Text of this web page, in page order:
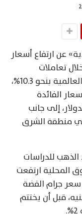
عن ارتفاع أسعار
المحلية بنحو 2% خلال تعاملات
الأسبوع، بينما قفزت الأوقية بالبورصة العالمية بنحو 10.3%،
الفائدة
إلى جانب
منطقة الشرق
للدراسات
المحلية ارتفعت
سعر جرام الفضة
التعاملات عند مستوى 100 جنيه، قبل أن يختتم